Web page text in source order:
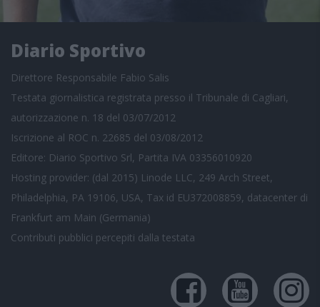
Diario Sportivo
Direttore Responsabile Fabio Salis
Testata giornalistica registrata presso il Tribunale di Cagliari,
autorizzazione n. 18 del 03/07/2012
Iscrizione al ROC n. 22685 del 03/08/2012
Editore: Diario Sportivo Srl, Partita IVA 03356010920
Hosting provider: (dal 2015) Linode LLC, 249 Arch Street,
Philadelphia, PA 19106, USA, Tax id EU372008859, datacenter di
Frankfurt am Main (Germania)
Contributi pubblici percepiti dalla testata